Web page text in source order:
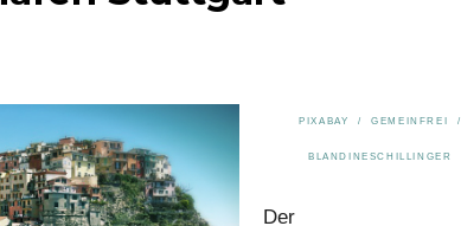
PIXABAY / GEMEINFREI /
BLANDINESCHILLINGER
Der